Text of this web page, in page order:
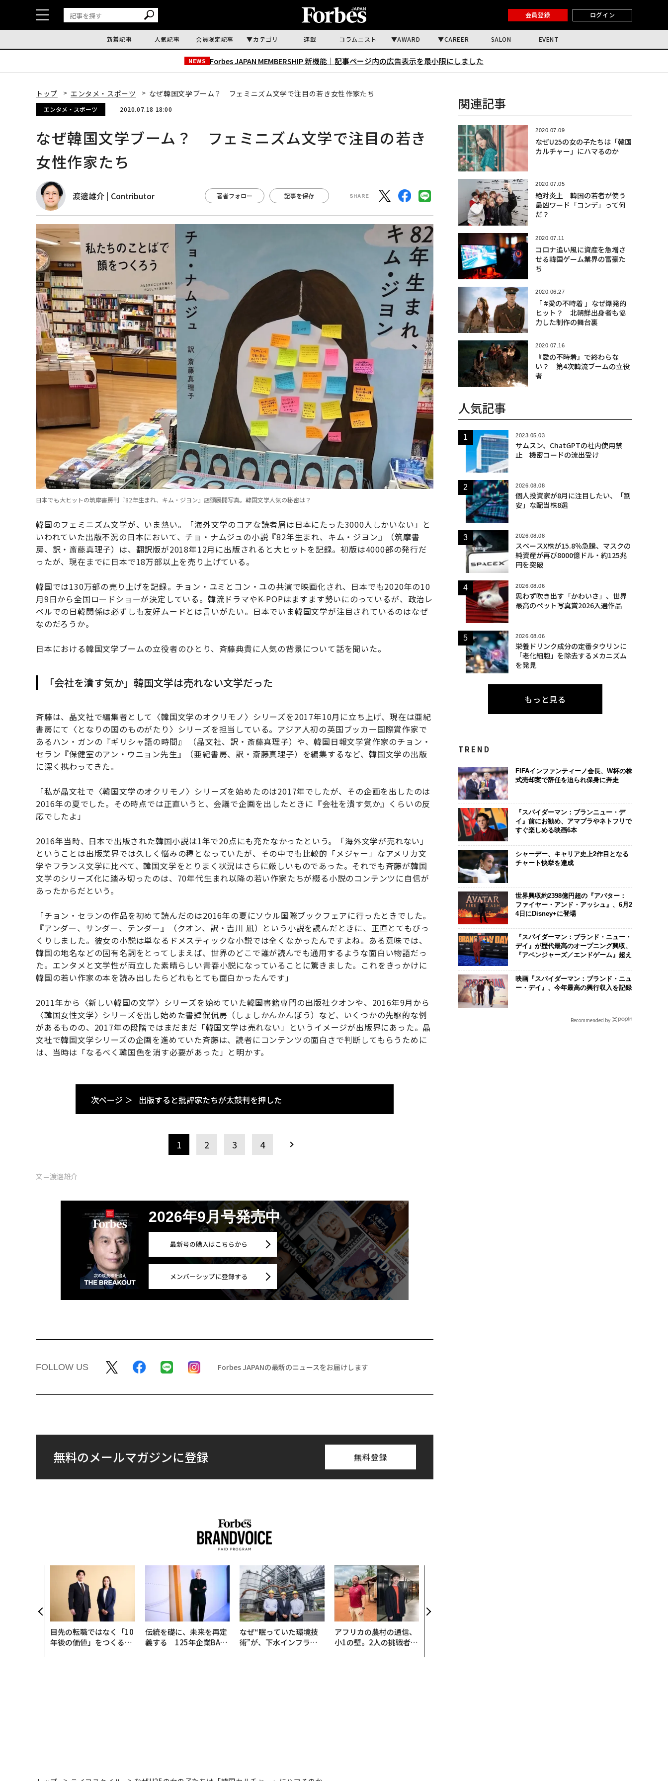
会員登録 ログイン
新着記事 人気記事 会員限定記事 カテゴリ 連載 コラムニスト AWARD CAREER SALON EVENT
NEWS Forbes JAPAN MEMBERSHIP 新機能｜ 記事ページ内の広告表示を最小限にしました
トップ エンタメ・スポーツ なぜ韓国文学ブーム？ フェミニズム文学で注目の若き女性作家たち
エンタメ・スポーツ 2020.07.18 18:00
なぜ韓国文学ブーム？ フェミニズム文学で注目の若き
女性作家たち
渡邊雄介 | Contributor 著者フォロー 記事を保存
日本でも大ヒットの筑摩書房刊『82年生まれ、キム・ジヨン』店頭展開写真。韓国文学人気の秘密は？
韓国のフェミニズム文学が、いま熱い。「海外文学のコアな読者層は日本にたった3000人しかいない」と
いわれていた出版不況の日本において、チョ・ナムジュの小説『82年生まれ、キム・ジヨン』（筑摩書
房、訳・斎藤真理子）は、翻訳版が2018年12月に出版されると大ヒットを記録。初版は4000部の発行だ
ったが、現在までに日本で18万部以上を売り上げている。
韓国では130万部の売り上げを記録。チョン・ユミとコン・ユの共演で映画化され、日本でも2020年の10
月9日から全国ロードショーが決定している。韓流ドラマやK-POPはますます勢いにのっているが、政治レ
ベルでの日韓関係は必ずしも友好ムードとは言いがたい。日本でいま韓国文学が注目されているのはなぜ
なのだろうか。
日本における韓国文学ブームの立役者のひとり、斉藤典貴に人気の背景について話を聞いた。
「会社を潰す気か」韓国文学は売れない文学だった
斉藤は、晶文社で編集者として〈韓国文学のオクリモノ〉シリーズを2017年10月に立ち上げ、現在は亜紀
書房にて〈となりの国のものがたり〉シリーズを担当している。アジア人初の英国ブッカー国際賞作家で
あるハン・ガンの『ギリシャ語の時間』 （晶文社、訳・斎藤真理子）や、韓国日報文学賞作家のチョン・
セラン『保健室のアン・ウニョン先生』（亜紀書房、訳・斎藤真理子）を編集するなど、韓国文学の出版
に深く携わってきた。
「私が晶文社で〈韓国文学のオクリモノ〉シリーズを始めたのは2017年でしたが、その企画を出したのは
2016年の夏でした。その時点では正直いうと、会議で企画を出したときに『会社を潰す気か』くらいの反
応でしたよ」
2016年当時、日本で出版された韓国小説は1年で20点にも充たなかったという。「海外文学が売れない」
ということは出版業界では久しく悩みの種となっていたが、その中でも比較的「メジャー」なアメリカ文
学やフランス文学に比べて、韓国文学をとりまく状況はさらに厳しいものであった。それでも斉藤が韓国
文学のシリーズ化に踏み切ったのは、70年代生まれ以降の若い作家たちが綴る小説のコンテンツに自信が
あったからだという。
「チョン・セランの作品を初めて読んだのは2016年の夏にソウル国際ブックフェアに行ったときでした。
『アンダー、サンダー、テンダー』（クオン、訳・吉川 凪）という小説を読んだときに、正直とてもびっ
くりしました。彼女の小説は単なるドメスティックな小説では全くなかったんですよね。ある意味では、
韓国の地名などの固有名詞をとってしまえば、世界のどこで誰が読んでも通用するような面白い物語だっ
た。エンタメと文学性が両立した素晴らしい青春小説になっていることに驚きました。これをきっかけに
韓国の若い作家の本を読み出したらどれもとても面白かったんです」
2011年から〈新しい韓国の文学〉シリーズを始めていた韓国書籍専門の出版社クオンや、2016年9月から
〈韓国女性文学〉シリーズを出し始めた書肆侃侃房（しょしかんかんぼう）など、いくつかの先駆的な例
があるものの、2017年の段階ではまだまだ「韓国文学は売れない」というイメージが出版界にあった。晶
文社で韓国文学シリーズの企画を進めていた斉藤は、読者にコンテンツの面白さで判断してもらうために
は、当時は「なるべく韓国色を消す必要があった」と明かす。
次ページ ＞ 出版すると批評家たちが太鼓判を押した
1 2 3 4
文＝渡邊雄介
2026年9月号発売中
最新号の購入はこちらから
メンバーシップに登録する
FOLLOW US Forbes JAPANの最新のニュースをお届けします
無料のメールマガジンに登録 無料登録
目先の転職ではなく「10
年後の価値」をつくる─
伝統を礎に、未来を再定
義する 125年企業BAT
なぜ“眠っていた環境技
術”が、下水インフラを
アフリカの農村の通信、
小1の壁。2人の挑戦者が
関連記事
2020.07.09
なぜU25の女の子たちは「韓国
カルチャー」にハマるのか
2020.07.05
絶対炎上 韓国の若者が使う
最凶ワード「コンデ」って何
だ？
2020.07.11
コロナ追い風に資産を急増さ
せる韓国ゲーム業界の富豪た
ち
2020.06.27
「 #愛の不時着 」なぜ爆発的
ヒット？ 北朝鮮出身者も協
力した制作の舞台裏
2020.07.16
『愛の不時着』で終わらな
い？ 第4次韓流ブームの立役
者
人気記事
2023.05.03
サムスン、ChatGPTの社内使用禁
止 機密コードの流出受け
2026.08.08
個人投資家が8月に注目したい、「割
安」な配当株8選
2026.08.08
スペースX株が15.8％急騰、マスクの
純資産が再び8000億ドル・約125兆
円を突破
2026.08.06
思わず吹き出す「かわいさ」、世界
最高のペット写真賞2026入選作品
2026.08.06
栄養ドリンク成分の定番タウリンに
「老化細胞」を除去するメカニズム
を発見
もっと見る
TREND
FIFAインファンティーノ会長、W杯の株
式売却案で辞任を迫られ保身に奔走
『スパイダーマン：ブランニュー・デ
イ』前にお勧め、アマプラやネトフリで
すぐ楽しめる映画6本
シャーデー、キャリア史上2作目となる
チャート快挙を達成
世界興収約2398億円超の『アバター：
ファイヤー・アンド・アッシュ』、6月2
4日にDisney+に登場
『スパイダーマン：ブランド・ニュー・
デイ』が歴代最高のオープニング興収、
『アベンジャーズ／エンドゲーム』超え
映画『スパイダーマン：ブランド・ニュ
ー・デイ』、今年最高の興行収入を記録
Recommended by